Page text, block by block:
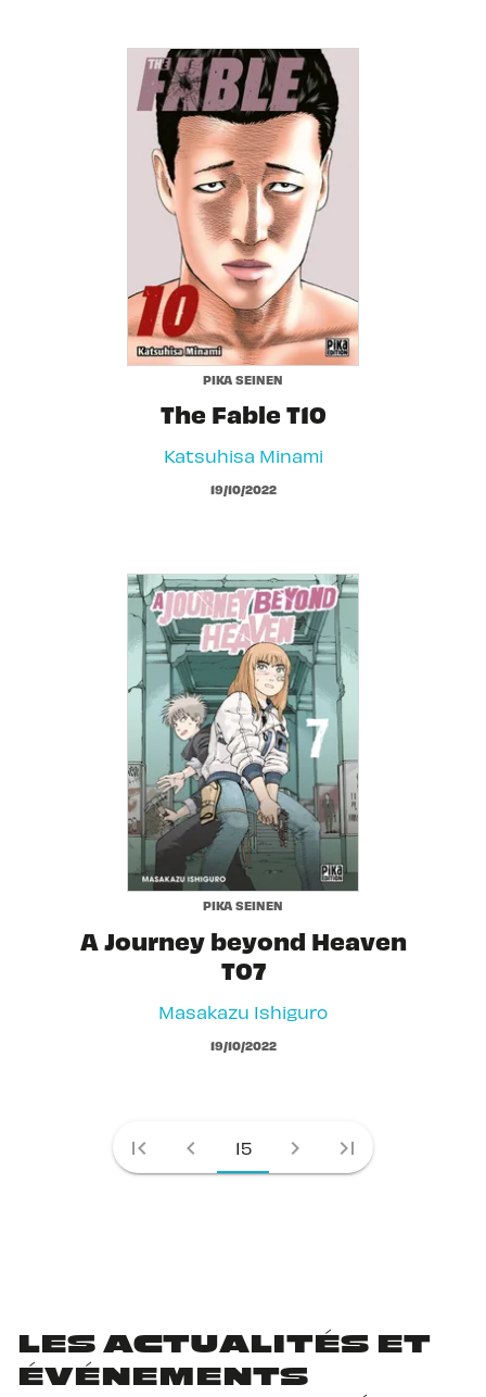
PIKA SEINEN
The Fable T10
Katsuhisa Minami
19/10/2022
PIKA SEINEN
A Journey beyond Heaven
T07
Masakazu Ishiguro
19/10/2022
first_page chevron_left 15 chevron_right last_page
LES ACTUALITÉS ET
ÉVÉNEMENTS